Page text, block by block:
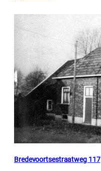
Bredevoortsestraatweg 117